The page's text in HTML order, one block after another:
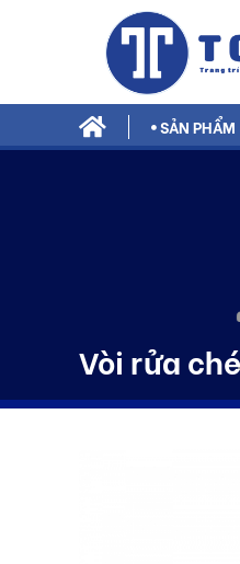
SẢN PHẨM
Vòi rửa